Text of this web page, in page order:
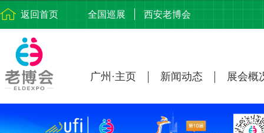
返回首页 全国巡展 西安老博会
广州·主页 新闻动态 展会概